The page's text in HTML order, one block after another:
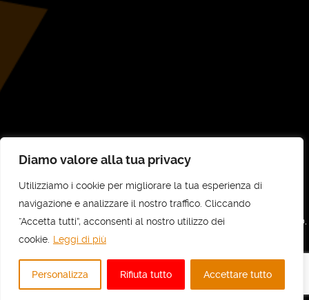
Diamo valore alla tua privacy
Utilizziamo i cookie per migliorare la tua esperienza di
navigazione e analizzare il nostro traffico. Cliccando
“Accetta tutti”, acconsenti al nostro utilizzo dei
cookie. Leggi di più
Personalizza Rifiuta tutto Accettare tutto
© UNI-COM STP SRL
UNI-COM STP SRL - Sede legale e amministrativa: Via Vittorio Veneto, 30,
10073 Ciriè (TO) - C.F e P.IVA: 11737700010 - REA: TO - 1236818
Privacy
Realizzato daEscamotages